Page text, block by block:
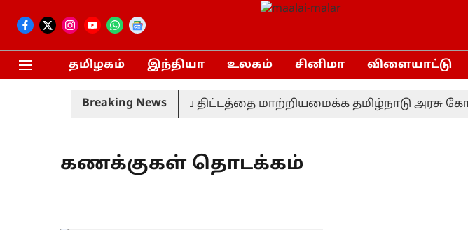
தமிழகம் இந்தியா உலகம் சினிமா விளையாட்டு
Breaking News
பரந்தூர் விமான நிலைய திட்டத்தை மாற்றியமைக்க தமிழ்நாடு அரசு
கணக்குகள் தொடக்கம்